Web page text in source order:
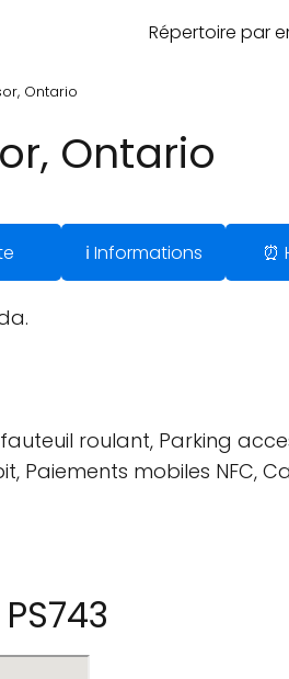
Répertoire par
Ontario
Ontario
ℹ️ Informations ⏰
roulant, Parking
Paiements mobiles NFC,